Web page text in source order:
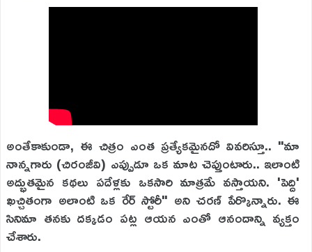
అంతేకాకుండా, ఈ చిత్రం ఎంత ప్రత్యేకమైనదో వివరిస్తూ.. "మా
నాన్నగారు (చిరంజీవి) ఎప్పుడూ ఒక మాట చెప్తుంటారు.. ఇలాంటి
అద్భుతమైన కథలు పదేళ్లకు ఒకసారి మాత్రమే వస్తాయని. 'పెద్ది'
ఖచ్చితంగా అలాంటి ఒక రేర్ స్టోరీ" అని చరణ్ పేర్కొన్నారు. ఈ
సినిమా తనకు దక్కడం పట్ల ఆయన ఎంతో ఆనందాన్ని వ్యక్తం
చేశారు.